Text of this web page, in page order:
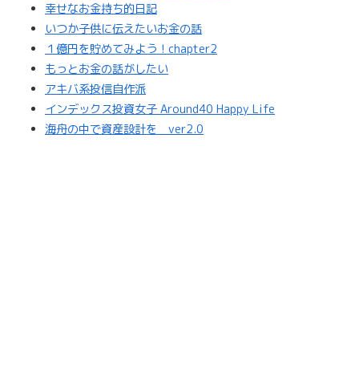
幸せなお金持ち的日記
いつか子供に伝えたいお金の話
１億円を貯めてみよう！chapter2
もっとお金の話がしたい
アキバ系投信自作派
インデックス投資女子 Around40 Happy Life
海舟の中で資産設計を ver2.0